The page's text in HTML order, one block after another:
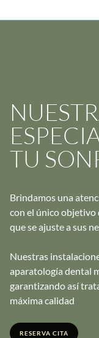
TU
Brindamos una
con el único
que se ajuste a sus
Nuestras
aparatología dental
garantizando así
máxima calidad
RESERVA CITA